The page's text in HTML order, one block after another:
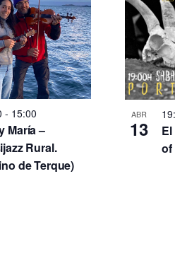
- 15:00
María –
Rural.
de Terque)
ABR
13
of